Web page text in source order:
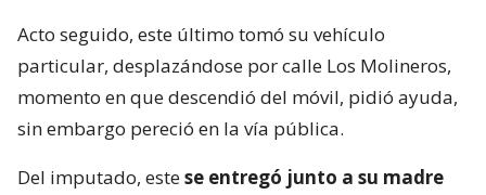
Acto seguido, este último tomó su vehículo
particular, desplazándose por calle Los Molineros,
momento en que descendió del móvil, pidió ayuda,
sin embargo pereció en la vía pública.
Del imputado, estese entregó junto a su madre